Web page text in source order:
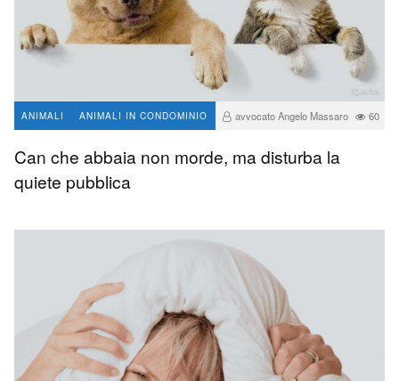
ANIMALI ANIMALI IN CONDOMINIO avvocato Angelo Massaro
60
Can che abbaia non morde, ma disturba la
quiete pubblica